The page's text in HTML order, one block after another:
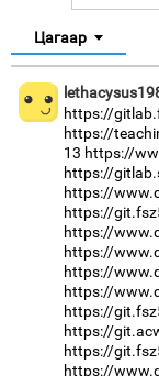
Цагаар
https://
https://
13 https://
https://
https://
https://
https://
https://
https://
https://
https://
https://
https://
https://